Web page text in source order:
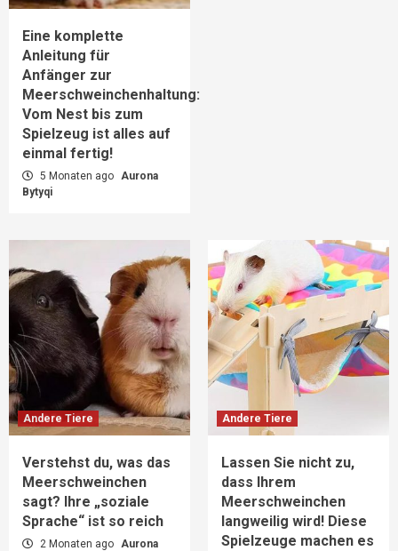
Eine komplette
Anleitung für
Anfänger zur
Meerschweinchenhaltung:
Vom Nest bis zum
Spielzeug ist alles auf
einmal fertig!
5 Monaten ago Aurona
Bytyqi
Andere Tiere
Verstehst du, was das
Meerschweinchen
sagt? Ihre „soziale
Sprache“ ist so reich
2 Monaten ago Aurona
Andere Tiere
Lassen Sie nicht zu,
dass Ihrem
Meerschweinchen
langweilig wird! Diese
Spielzeuge machen es